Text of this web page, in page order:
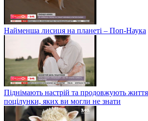
Найменша лисиця на планеті – Поп-Наука
Піднімають настрій та продовжують
поцілунки, яких ви могли не знати